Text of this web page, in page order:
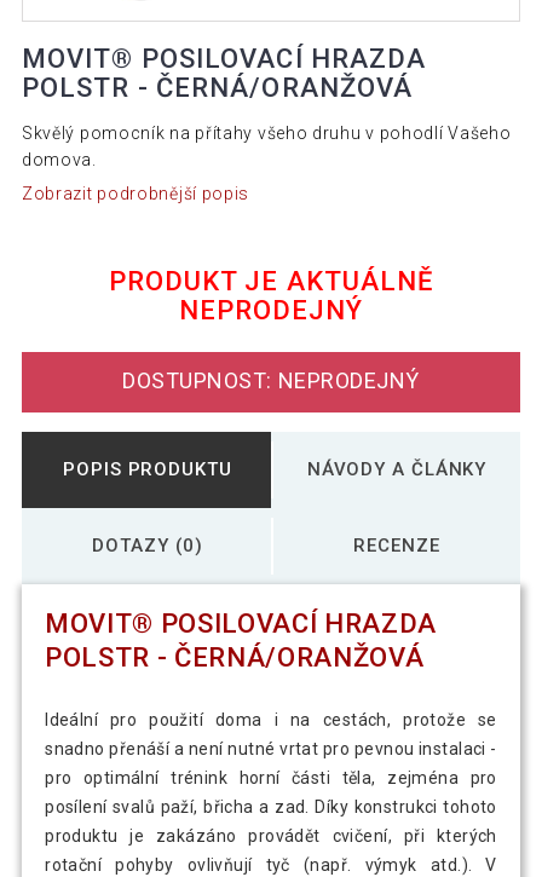
MOVIT® POSILOVACÍ HRAZDA
POLSTR - ČERNÁ/ORANŽOVÁ
Skvělý pomocník na přítahy všeho druhu v pohodlí Vašeho
domova.
Zobrazit podrobnější popis
PRODUKT JE AKTUÁLNĚ
NEPRODEJNÝ
DOSTUPNOST: NEPRODEJNÝ
POPIS PRODUKTU NÁVODY A ČLÁNKY
DOTAZY (0) RECENZE
MOVIT® POSILOVACÍ HRAZDA
POLSTR - ČERNÁ/ORANŽOVÁ
Ideální pro použití doma i na cestách, protože se
snadno přenáší a není nutné vrtat pro pevnou instalaci -
pro optimální trénink horní části těla, zejména pro
posílení svalů paží, břicha a zad. Díky konstrukci tohoto
produktu je zakázáno provádět cvičení, při kterých
rotační pohyby ovlivňují tyč (např. výmyk atd.). V